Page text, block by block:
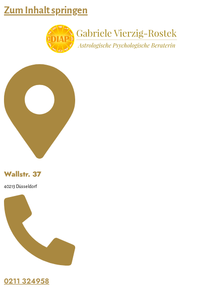
Zum Inhalt springen
Wallstr. 37
40213 Düsseldorf
0211 324958